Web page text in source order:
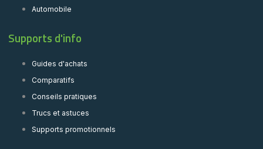
Automobile
Supports d'info
Guides d'achats
Comparatifs
Conseils pratiques
Trucs et astuces
Supports promotionnels